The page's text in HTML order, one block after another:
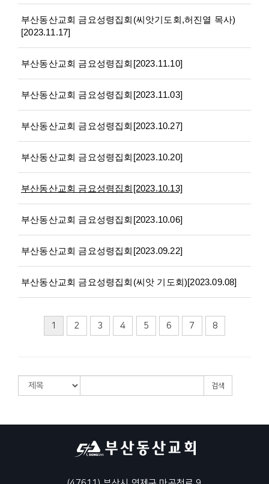
부산동산교회 금요성령집회(씨앗기도회,허진열 목사)
[2023.11.17]
부산동산교회 금요성령집회[2023.11.10]
부산동산교회 금요성령집회[2023.11.03]
부산동산교회 금요성령집회[2023.10.27]
부산동산교회 금요성령집회[2023.10.20]
부산동산교회 금요성령집회[2023.10.13]
부산동산교회 금요성령집회[2023.10.06]
부산동산교회 금요성령집회[2023.09.22]
부산동산교회 금요성령집회(씨앗 기도회)[2023.09.08]
1 2 3 4 5 6 7 8
검색